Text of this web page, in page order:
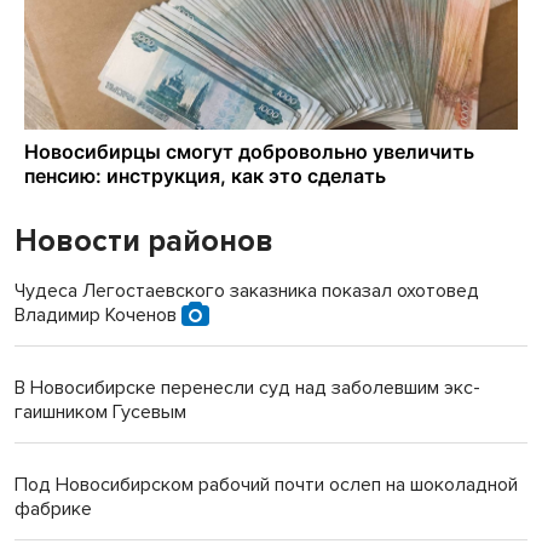
Новости районов
Чудеса Легостаевского заказника показал охотовед
Владимир Коченов
В Новосибирске перенесли суд над заболевшим экс-
гаишником Гусевым
Под Новосибирском рабочий почти ослеп на шоколадной
фабрике